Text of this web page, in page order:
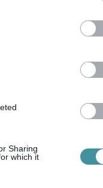
Sharing
which it